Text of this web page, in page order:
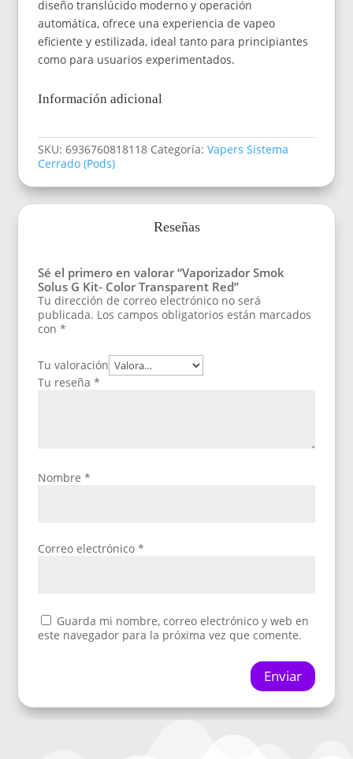
diseño translúcido moderno y operación
automática, ofrece una experiencia de vapeo
eficiente y estilizada, ideal tanto para principiantes
como para usuarios experimentados.
Información adicional
SKU:6936760818118 Categoría:Vapers Sistema
Cerrado (Pods)
Reseñas
Sé el primero en valorar “Vaporizador Smok
Solus G Kit- Color Transparent Red”
Tu dirección de correo electrónico no será
publicada. Los campos obligatorios están marcados
con*
Tu valoración
Tu reseña*
Nombre*
Correo electrónico*
Guarda mi nombre, correo electrónico y web en
este navegador para la próxima vez que comente.
Enviar